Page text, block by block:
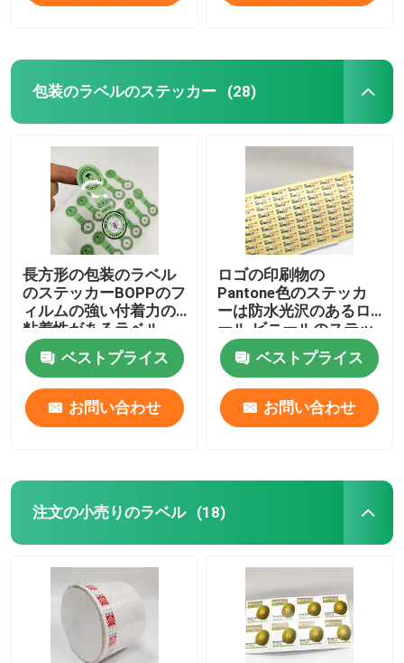
私達について
工場旅行
包装のラベルのステッカー (28)
長方形の包装のラベル
のステッカーBOPPのフ
ィルムの強い付着力の
粘着性があるラベル
ベストプライス
お問い合わせ
ロゴの印刷物の
Pantone色のステッカ
ーは防水光沢のあるロ
ール ビニールのステッ
カーをカスタマイズし
た
ベストプライス
お問い合わせ
注文の小売りのラベル (18)